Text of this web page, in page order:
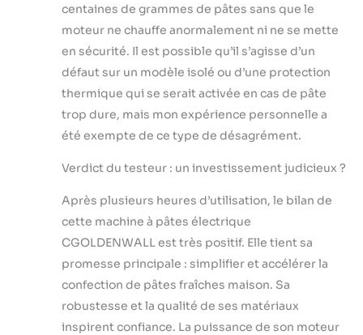
centaines de grammes de pâtes sans que le
moteur ne chauffe anormalement ni ne se mette
en sécurité. Il est possible qu’il s’agisse d’un
défaut sur un modèle isolé ou d’une protection
thermique qui se serait activée en cas de pâte
trop dure, mais mon expérience personnelle a
été exempte de ce type de désagrément.
Verdict du testeur : un investissement judicieux ?
Après plusieurs heures d’utilisation, le bilan de
cette machine à pâtes électrique
CGOLDENWALL est très positif. Elle tient sa
promesse principale : simplifier et accélérer la
confection de pâtes fraîches maison. Sa
robustesse et la qualité de ses matériaux
inspirent confiance. La puissance de son moteur